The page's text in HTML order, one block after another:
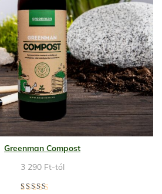
Greenman Compost
3 290 Ft-tól